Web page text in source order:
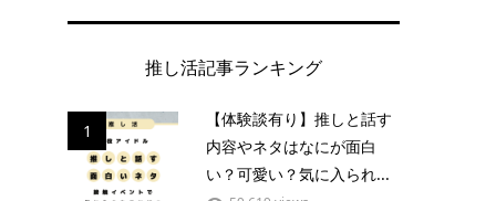
推し活記事ランキング
1
【体験談有り】推しと話す
内容やネタはなにが面白
い？可愛い？気に入られ...